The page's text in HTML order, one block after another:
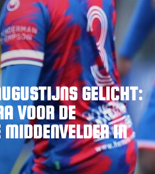
GELICHT:
VOOR DE
MIDDENVELDER IN
VACATURES
CONTACTEER ONS